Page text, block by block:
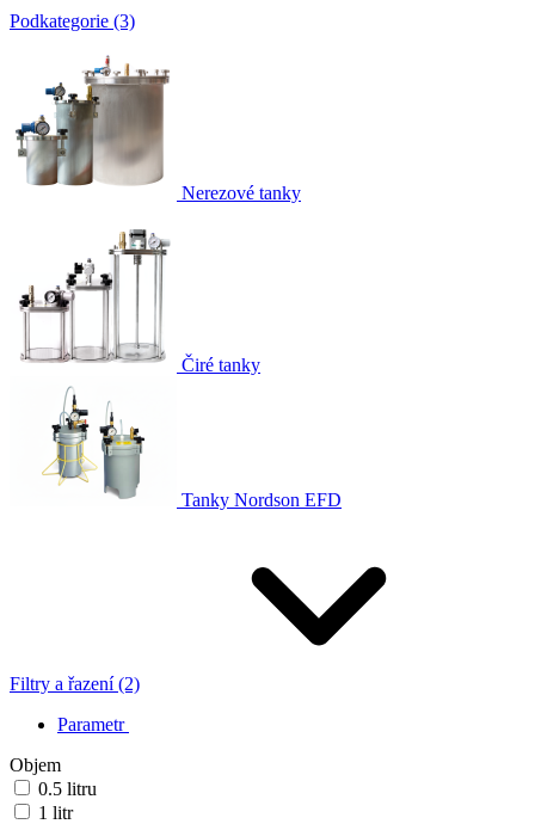
Podkategorie (3)
Nerezové tanky
Čiré tanky
Tanky Nordson EFD
Filtry a řazení (2)
Parametr
Objem
0.5 litru
1 litr